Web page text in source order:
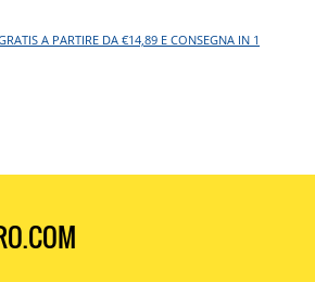
A PARTIRE DA €14,89 E CONSEGNA IN 1